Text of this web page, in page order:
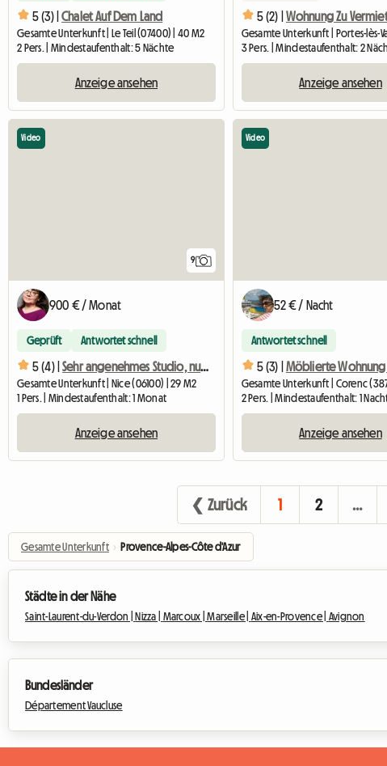
5 (3) | Chalet Auf Dem Land
Gesamte Unterkunft | Le Teil (07400) | 40 M2
2 Pers. | Mindestaufenthalt: 5 Nächte
Anzeige ansehen
5 (2) | Wohnung Zu
3 Pers. | Mindestaufenthalt: 2
Anzeige ansehen
9
Video
900 € / Monat
Geprüft Antwortet schnell
5 (4) | Sehr angenehmes Studio, nur einen Steinwurf von der Valrose University entfernt
Gesamte Unterkunft | Nice (06100) | 29 M2
1 Pers. | Mindestaufenthalt: 1 Monat
Anzeige ansehen
Video
52 € / Nacht
Antwortet schnell
5 (3) | Möblierte Wohnung
Gesamte Unterkunft | Corenc
2 Pers. | Mindestaufenthalt: 1
Anzeige ansehen
❮ Zurück 1 2 …
Gesamte Unterkunft › Provence-Alpes-Côte d'Azur
Städte in der Nähe
Saint-Laurent-du-Verdon | Nizza | Marcoux |Marseille | Aix-en-Provence | Avignon
Bundesländer
Département Vaucluse